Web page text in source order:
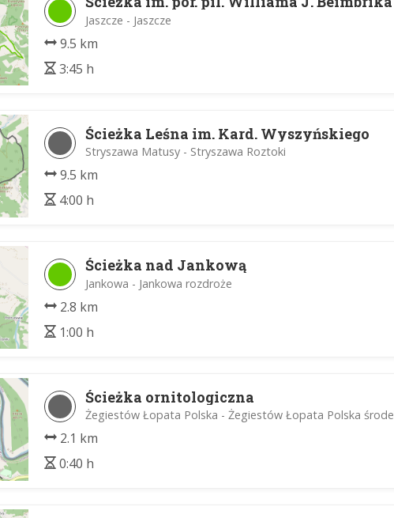
Jaszcze - Jaszcze
9.5 km
3:45 h
Ścieżka Leśna im. Kard. Wyszyńskiego
Stryszawa Matusy - Stryszawa Roztoki
9.5 km
4:00 h
Ścieżka nad Jankową
Jankowa - Jankowa rozdroże
2.8 km
1:00 h
Ścieżka ornitologiczna
Żegiestów Łopata Polska - Żegiestów Łopata Polska
2.1 km
0:40 h